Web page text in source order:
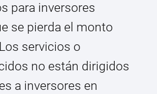
para inversores
se pierda el monto
servicios o
no están dirigidos
a inversores en